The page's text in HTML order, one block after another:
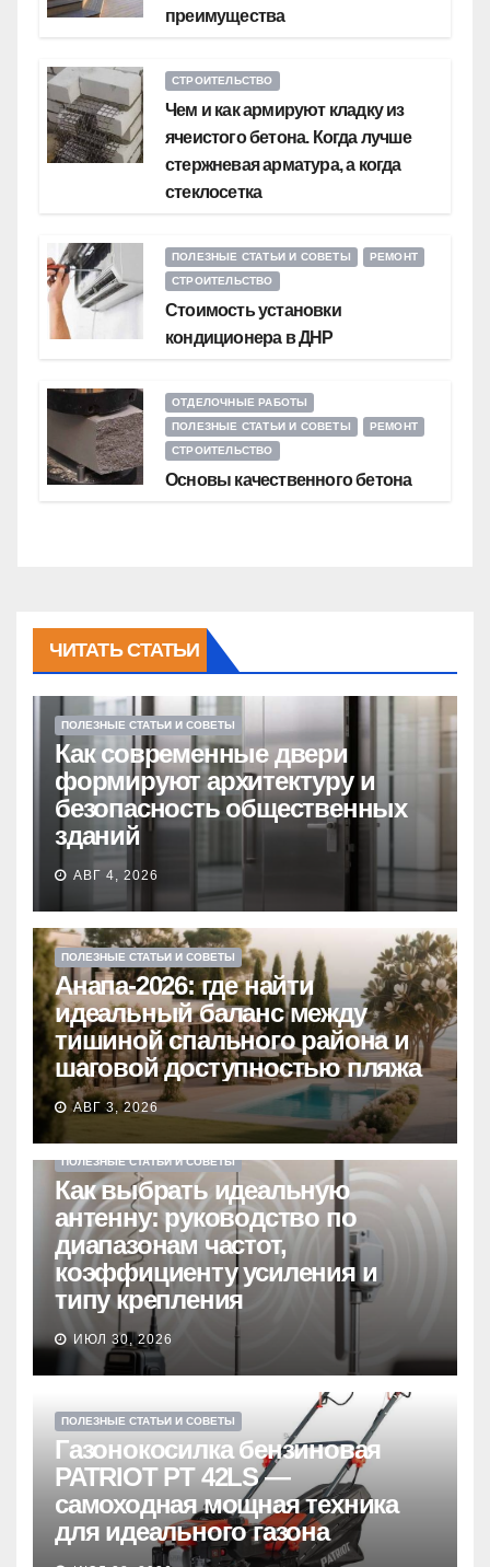
преимущества
СТРОИТЕЛЬСТВО
Чем и как армируют кладку из
ячеистого бетона. Когда лучше
стержневая арматура, а когда
стеклосетка
ПОЛЕЗНЫЕ СТАТЬИ И СОВЕТЫ
РЕМОНТ
СТРОИТЕЛЬСТВО
Стоимость установки
кондиционера в ДНР
ОТДЕЛОЧНЫЕ РАБОТЫ
ПОЛЕЗНЫЕ СТАТЬИ И СОВЕТЫ
РЕМОНТ
СТРОИТЕЛЬСТВО
Основы качественного бетона
ЧИТАТЬ СТАТЬИ
ПОЛЕЗНЫЕ СТАТЬИ И СОВЕТЫ
Как современные двери
формируют архитектуру и
безопасность общественных
зданий
АВГ 4, 2026
ПОЛЕЗНЫЕ СТАТЬИ И СОВЕТЫ
Анапа-2026: где найти
идеальный баланс между
тишиной спального района и
шаговой доступностью пляжа
АВГ 3, 2026
ПОЛЕЗНЫЕ СТАТЬИ И СОВЕТЫ
Как выбрать идеальную
антенну: руководство по
диапазонам частот,
коэффициенту усиления и
типу крепления
ИЮЛ 30, 2026
ПОЛЕЗНЫЕ СТАТЬИ И СОВЕТЫ
Газонокосилка бензиновая
PATRIOT PT 42LS —
самоходная мощная техника
для идеального газона